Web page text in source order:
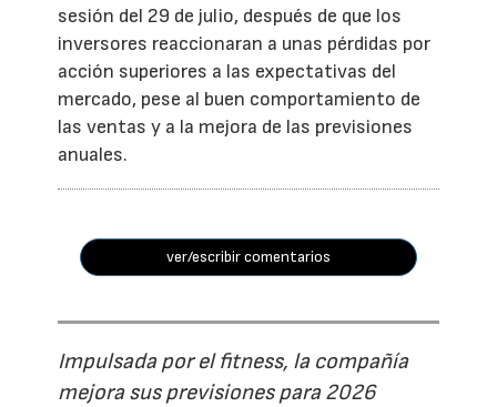
sesión del 29 de julio, después de que los
inversores reaccionaran a unas pérdidas por
acción superiores a las expectativas del
mercado, pese al buen comportamiento de
las ventas y a la mejora de las previsiones
anuales.
ver/escribir comentarios
Impulsada por el fitness, la compañía
mejora sus previsiones para 2026